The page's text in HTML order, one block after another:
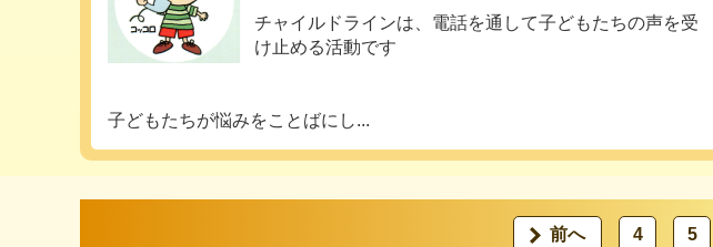
チャイルドラインは、電話を通して子どもたちの声を受
け止める活動です
子どもたちが悩みをことばにし...
前へ 4 5